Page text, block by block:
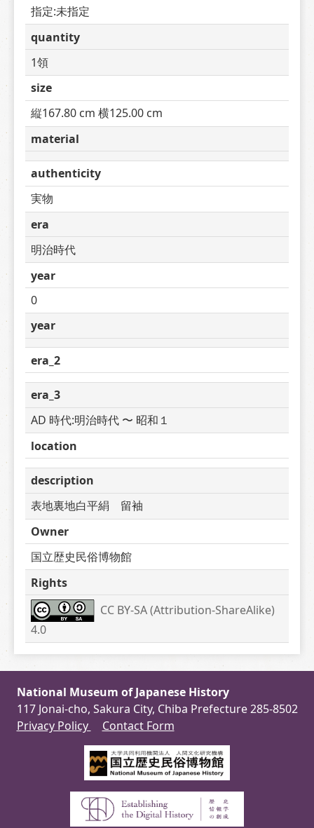
指定:未指定
quantity
1領
size
縦167.80 cm 横125.00 cm
material
authenticity
実物
era
明治時代
year
0
year
era_2
era_3
AD 時代:明治時代 〜 昭和１
location
description
表地裏地白平絹　留袖
Owner
国立歴史民俗博物館
Rights
CC BY-SA (Attribution-ShareAlike)
4.0
National Museum of Japanese History
117 Jonai-cho, Sakura City, Chiba Prefecture 285-8502
Privacy Policy
Contact Form